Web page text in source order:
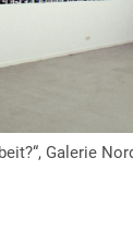
Galerie